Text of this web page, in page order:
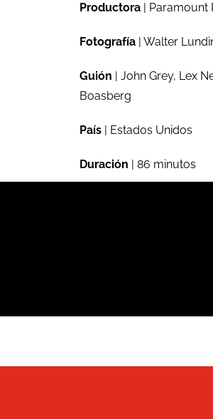
Productora | Paramount
Fotografía | Walter
Guión | John Grey, Lex
Boasberg
País | Estados Unidos
Duración | 86 minutos